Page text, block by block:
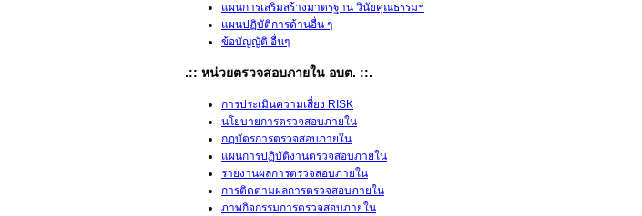
แผนการเสริมสร้างมาตรฐาน วินัยคุณธรรมฯ
แผนปฏิบัติการด้านอื่น ๆ
ข้อบัญญัติ อื่นๆ
.:: หน่วยตรวจสอบภายใน อบต. ::.
การประเมินความเสี่ยง RISK
นโยบายการตรวจสอบภายใน
กฎบัตรการตรวจสอบภายใน
แผนการปฏิบัติงานตรวจสอบภายใน
รายงานผลการตรวจสอบภายใน
การติดตามผลการตรวจสอบภายใน
ภาพกิจกรรมการตรวจสอบภายใน